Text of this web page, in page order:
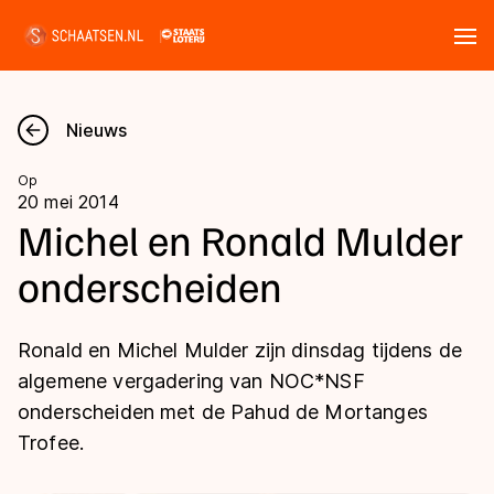
Nieuws
Kalender
Disciplines
Langebaan
Shorttrack
Inlineskaten
Uitslagen
Langebaan
Shorttrack
Tijden & historie
Nieuws
Op
20 mei 2014
Michel en Ronald Mulder
onderscheiden
Ronald en Michel Mulder zijn dinsdag tijdens de
algemene vergadering van NOC*NSF
onderscheiden met de Pahud de Mortanges
Trofee.